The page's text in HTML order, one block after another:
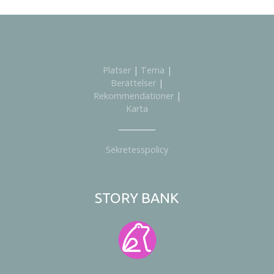
Platser| Tema |
Berättelser |
Rekommendationer|
Karta
Sekretesspolicy
STORY BANK